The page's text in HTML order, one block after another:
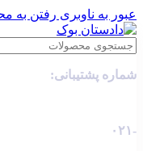
عبور به ناوبری رفتن به
شماره پشتیبانی:
-۰۲۱